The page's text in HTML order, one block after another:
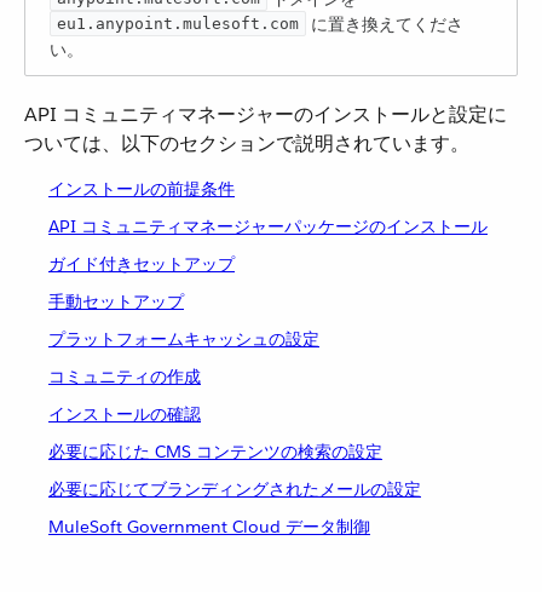
eu1.anypoint.mulesoft.com
​ に置き換えてくださ
い。
API コミュニティマネージャーのインストールと設定に
ついては、以下のセクションで説明されています。
インストールの前提条件
API コミュニティマネージャーパッケージのインストール
ガイド付きセットアップ
手動セットアップ
プラットフォームキャッシュの設定
コミュニティの作成
インストールの確認
必要に応じた CMS コンテンツの検索の設定
必要に応じてブランディングされたメールの設定
MuleSoft Government Cloud データ制御